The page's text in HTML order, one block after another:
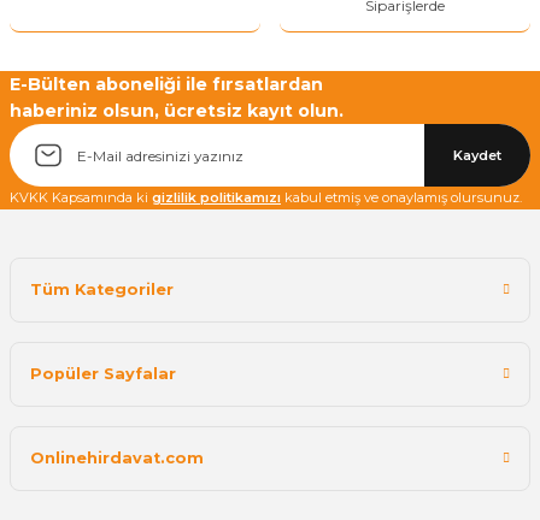
Yetkiliye Gönder
Siparişlerde
E-Bülten aboneliği ile fırsatlardan
haberiniz olsun, ücretsiz kayıt olun.
Kaydet
KVKK Kapsamında ki gizlilik politikamızı kabul etmiş ve onaylamış olursunuz.
Tüm Kategoriler
Popüler Sayfalar
Onlinehirdavat.com